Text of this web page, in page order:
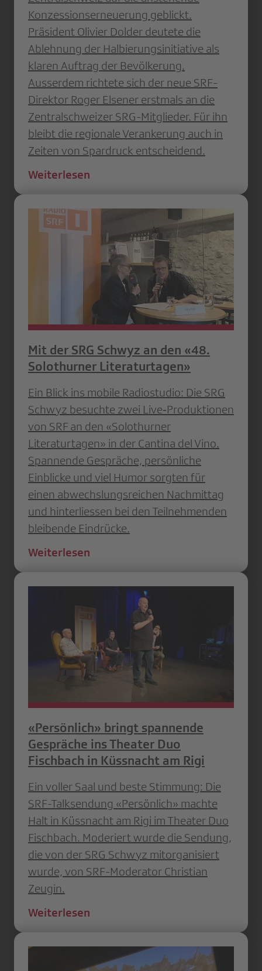
Konzessionserneuerung geblickt.
Präsident Olivier Dolder deutete die
Ablehnung der Halbierungsinitiative als
klaren Auftrag der Bevölkerung.
Ausserdem richtete sich der neue SRF-
Direktor Roger Elsener erstmals an die
Zentralschweizer SRG-Mitglieder. Für ihn
bleibt die regionale Verankerung auch in
Zeiten von Spardruck entscheidend.
Weiterlesen
Mit der SRG Schwyz an den «48.
Solothurner Literaturtagen»
Ein Blick ins mobile Radiostudio: Die SRG
Schwyz besuchte zwei Live‐Produktionen
von SRF an den «Solothurner
Literaturtagen» in der Cantina del Vino.
Spannende Gespräche, persönliche
Einblicke und viel Humor sorgten für
einen abwechslungsreichen Nachmittag
und hinterliessen bei den Teilnehmenden
bleibende Eindrücke.
Weiterlesen
«Persönlich» bringt spannende
Gespräche ins Theater Duo
Fischbach in Küssnacht am Rigi
Ein voller Saal und beste Stimmung: Die
SRF-Talksendung «Persönlich» machte
Halt in Küssnacht am Rigi im Theater Duo
Fischbach. Moderiert wurde die Sendung,
die von der SRG Schwyz mitorganisiert
wurde, von SRF-Moderator Christian
Zeugin.
Weiterlesen